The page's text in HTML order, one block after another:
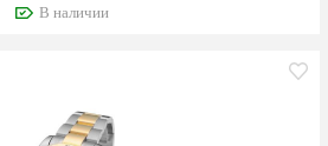
В наличии